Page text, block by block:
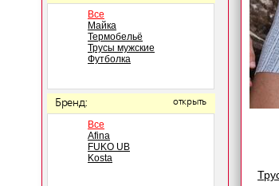
Все
Майка
Термобельё
Трусы мужские
Футболка
Бренд: открыть
Все
Afina
FUKO UB
Kosta